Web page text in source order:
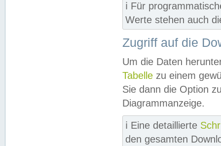
ℹ️ Für
Werte stehen auch
Zugriff auf die
Um die Daten
Tabelle zu einem
Sie dann die Option
Diagrammanzeige.
ℹ️ Eine detaillierte
den gesamten